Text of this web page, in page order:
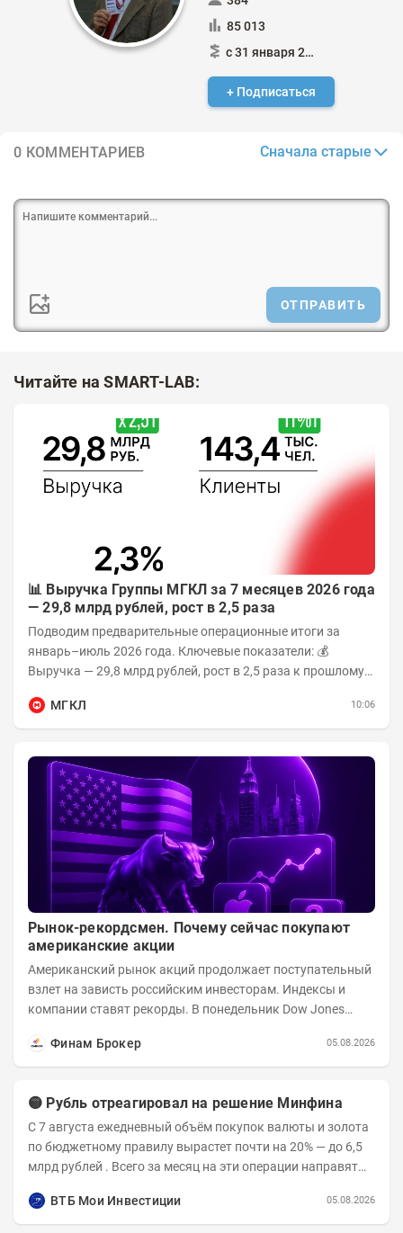
85 013
с 31 января 2015
+ Подписаться
0 КОММЕНТАРИЕВ Сначала старые
ОТПРАВИТЬ
Читайте на SMART-LAB:
📊 Выручка Группы МГКЛ за 7 месяцев 2026 года
— 29,8 млрд рублей, рост в 2,5 раза
Подводим предварительные операционные итоги за
январь–июль 2026 года. Ключевые показатели: 💰
Выручка — 29,8 млрд рублей, рост в 2,5 раза к прошлому
МГКЛ
10:06
Рынок-рекордсмен. Почему сейчас покупают
американские акции
Американский рынок акций продолжает поступательный
взлет на зависть российским инвесторам. Индексы и
компании ставят рекорды. В понедельник Dow Jones
Финам Брокер
05.08.2026
🟡 Рубль отреагировал на решение Минфина
С 7 августа ежедневный объём покупок валюты и золота
по бюджетному правилу вырастет почти на 20% — до 6,5
млрд рублей . Всего за месяц на эти операции направят
ВТБ Мои Инвестиции
05.08.2026